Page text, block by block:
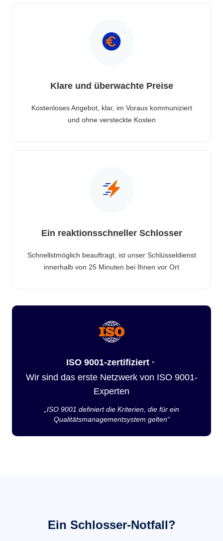
Klare und überwachte Preise
Kostenloses Angebot, klar, im Voraus kommuniziert
und ohne versteckte Kosten
Ein reaktionsschneller Schlosser
Schnellstmöglich beauftragt, ist unser Schlüsseldienst
innerhalb von 25 Minuten bei Ihnen vor Ort
ISO 9001-zertifiziert ·
Wir sind das erste Netzwerk von ISO 9001-
Experten
„ISO 9001 definiert die Kriterien, die für ein
Qualitätsmanagementsystem gelten“
Ein Schlosser-Notfall?